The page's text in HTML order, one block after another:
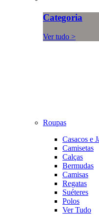
Categoria
Ver tudo >
Roupas
Casacos e
Camisetas
Calças
Bermudas
Camisas
Regatas
Suéteres
Polos
Ver Tudo